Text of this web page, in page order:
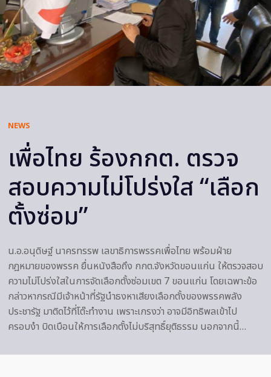
NEWS
เพื่อไทย ร้องกกต. ตรวจ
สอบความไม่โปร่งใส “เลือก
ตั้งซ่อม”
น.อ.อนุดิษฐ์ นาครทรรพ เลขาธิการพรรคเพื่อไทย พร้อมฝ่าย
กฎหมายของพรรค ยื่นหนังสือถึง กกต.จังหวัดขอนแก่น ให้ตรวจสอบ
ความไม่โปร่งใสในการจัดเลือกตั้งซ่อมเขต 7 ขอนแก่น โดยเฉพาะข้อ
กล่าวหากรณีมีเจ้าหน้าที่รัฐนำธงหาเสียงเลือกตั้งของพรรคพลัง
ประชารัฐ มาติดไว้ที่โต๊ะทำงาน เพราะเกรงว่า อาจมีอิทธิพลเข้าไป
ครอบงำ บิดเบือนให้การเลือกตั้งไม่บริสุทธิ์ยุติธรรม นอกจากนี้…